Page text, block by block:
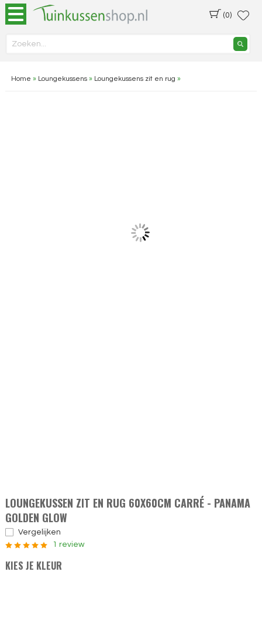
(0)
Home » Loungekussens» Loungekussens zit en rug »
LOUNGEKUSSEN ZIT EN RUG 60X60CM CARRÉ - PANAMA
GOLDEN GLOW
Vergelijken
1 review
KIES JE KLEUR